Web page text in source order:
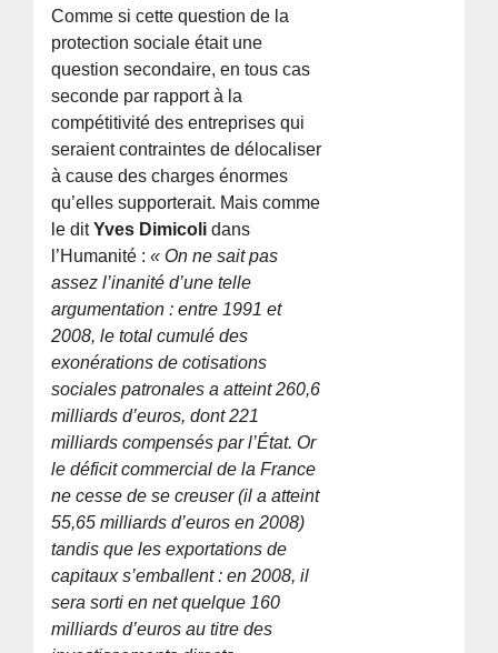
Comme si cette question de la
protection sociale était une
question secondaire, en tous cas
seconde par rapport à la
compétitivité des entreprises qui
seraient contraintes de délocaliser
à cause des charges énormes
qu’elles supporterait. Mais comme
le ditYves Dimicoli dans
l’Humanité : « On ne sait pas
assez l’inanité d’une telle
argumentation : entre 1991 et
2008, le total cumulé des
exonérations de cotisations
sociales patronales a atteint 260,6
milliards d’euros, dont 221
milliards compensés par l’État. Or
le déficit commercial de la France
ne cesse de se creuser (il a atteint
55,65 milliards d’euros en 2008)
tandis que les exportations de
capitaux s’emballent : en 2008, il
sera sorti en net quelque 160
milliards d’euros au titre des